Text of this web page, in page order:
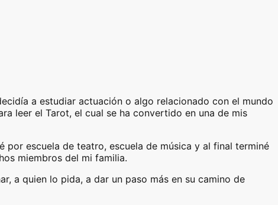
a estudiar actuación o algo relacionado con el mundo
leer el Tarot, el cual se ha convertido en una de mis
por escuela de teatro, escuela de música y al final terminé
miembros del mi familia.
a quien lo pida, a dar un paso más en su camino de